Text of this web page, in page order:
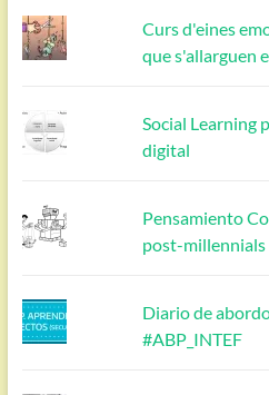
Curs d'eines
que s'allarguen
Social Learning
digital
Pensamiento
post-millennials
Diario de
#ABP_INTEF